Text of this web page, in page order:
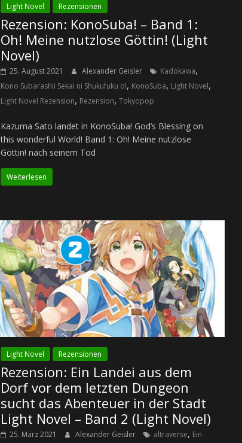
Light Novel Rezensionen
Rezension: KonoSuba! – Band 1:
Oh! Meine nutzlose Göttin! (Light
Novel)
25. August 2021 Alexander Geisler Kadokawa,
Kono Subarashii Sekai ni Shukufuku o!, KonoSuba, Light Novel,
Light Novel Rezension, Rezension,Tokyopop
Kazuma Sato landet in KonoSuba! God’s Blessing on
this wonderful World! Band 1: Oh! Meine nutzlose
Göttin! nach seinem Tod
Weiterlesen
Light Novel Rezensionen
Rezension: Ein Landei aus dem
Dorf vor dem letzten Dungeon
sucht das Abenteuer in der Stadt
Light Novel – Band 2 (Light Novel)
25. März 2021 Alexander Geisler altraverse, Ein